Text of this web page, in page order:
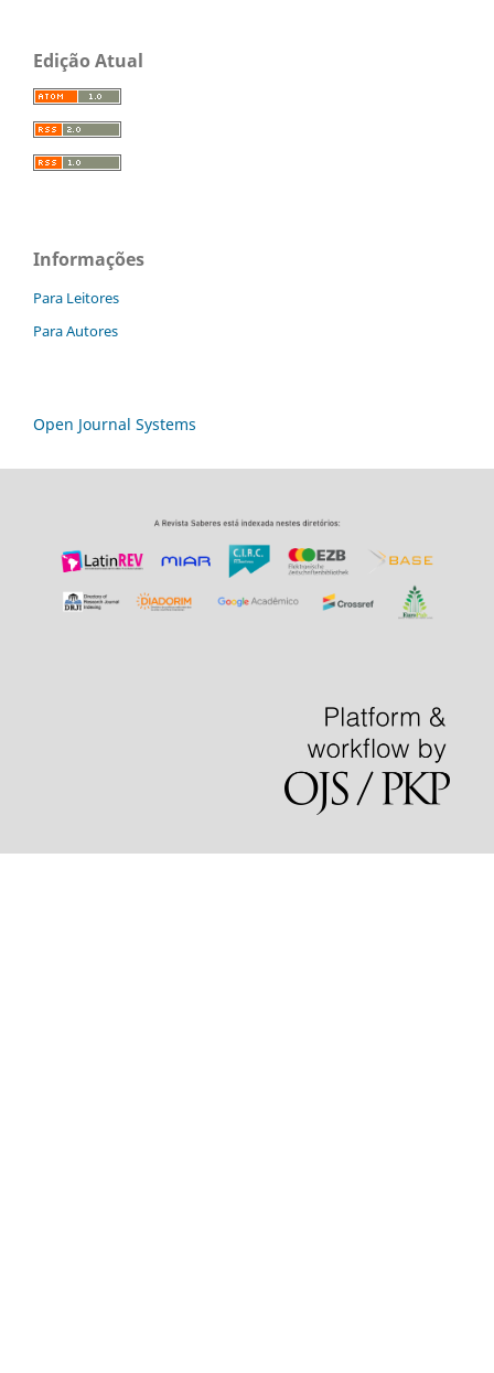
Edição Atual
Informações
Para Leitores
Para Autores
Open Journal Systems